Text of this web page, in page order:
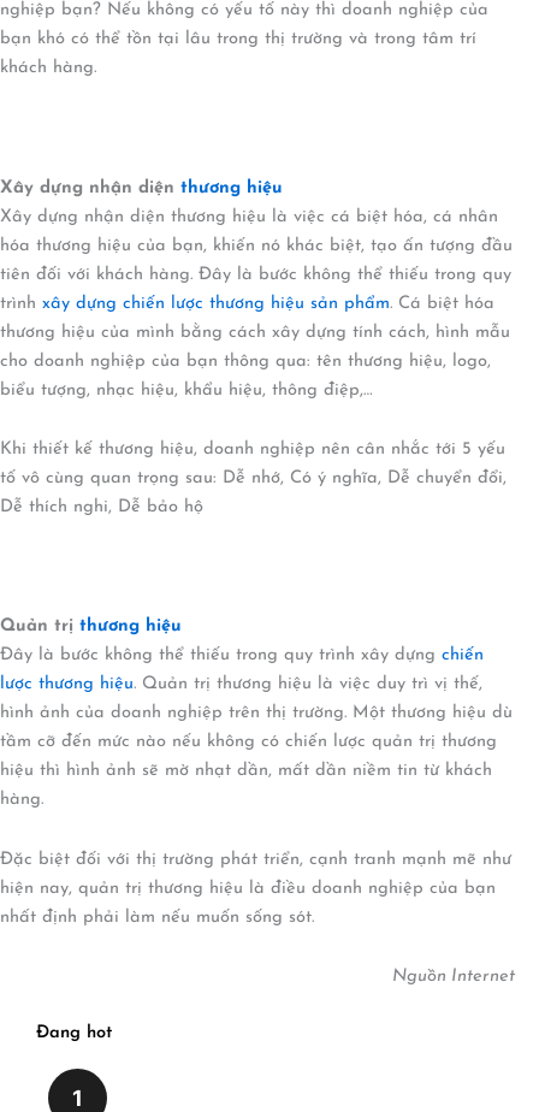
Đang hot
1
nghiệp bạn? Nếu không có yếu tố này thì doanh nghiệp của
bạn khó có thể tồn tại lâu trong thị trường và trong tâm trí
khách hàng.
Xây dựng nhận diện thương hiệu
Xây dựng nhận diện thương hiệu là việc cá biệt hóa, cá nhân
hóa thương hiệu của bạn, khiến nó khác biệt, tạo ấn tượng đầu
tiên đối với khách hàng. Đây là bước không thể thiếu trong quy
trình xây dựng chiến lược thương hiệu sản phẩm. Cá biệt hóa
thương hiệu của mình bằng cách xây dựng tính cách, hình mẫu
cho doanh nghiệp của bạn thông qua: tên thương hiệu, logo,
biểu tượng, nhạc hiệu, khẩu hiệu, thông điệp,…
Khi thiết kế thương hiệu, doanh nghiệp nên cân nhắc tới 5 yếu
tố vô cùng quan trọng sau: Dễ nhớ, Có ý nghĩa, Dễ chuyển đổi,
Dễ thích nghi, Dễ bảo hộ
Quản trị thương hiệu
Đây là bước không thể thiếu trong quy trình xây dựng chiến
lược thương hiệu. Quản trị thương hiệu là việc duy trì vị thế,
hình ảnh của doanh nghiệp trên thị trường. Một thương hiệu dù
tầm cỡ đến mức nào nếu không có chiến lược quản trị thương
hiệu thì hình ảnh sẽ mờ nhạt dần, mất dần niềm tin từ khách
hàng.
Đặc biệt đối với thị trường phát triển, cạnh tranh mạnh mẽ như
hiện nay, quản trị thương hiệu là điều doanh nghiệp của bạn
nhất định phải làm nếu muốn sống sót.
Nguồn Internet